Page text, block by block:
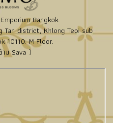
Bangkok
Tan district, Khlong Teoi sub
10110. M Floor.
ม Sava )